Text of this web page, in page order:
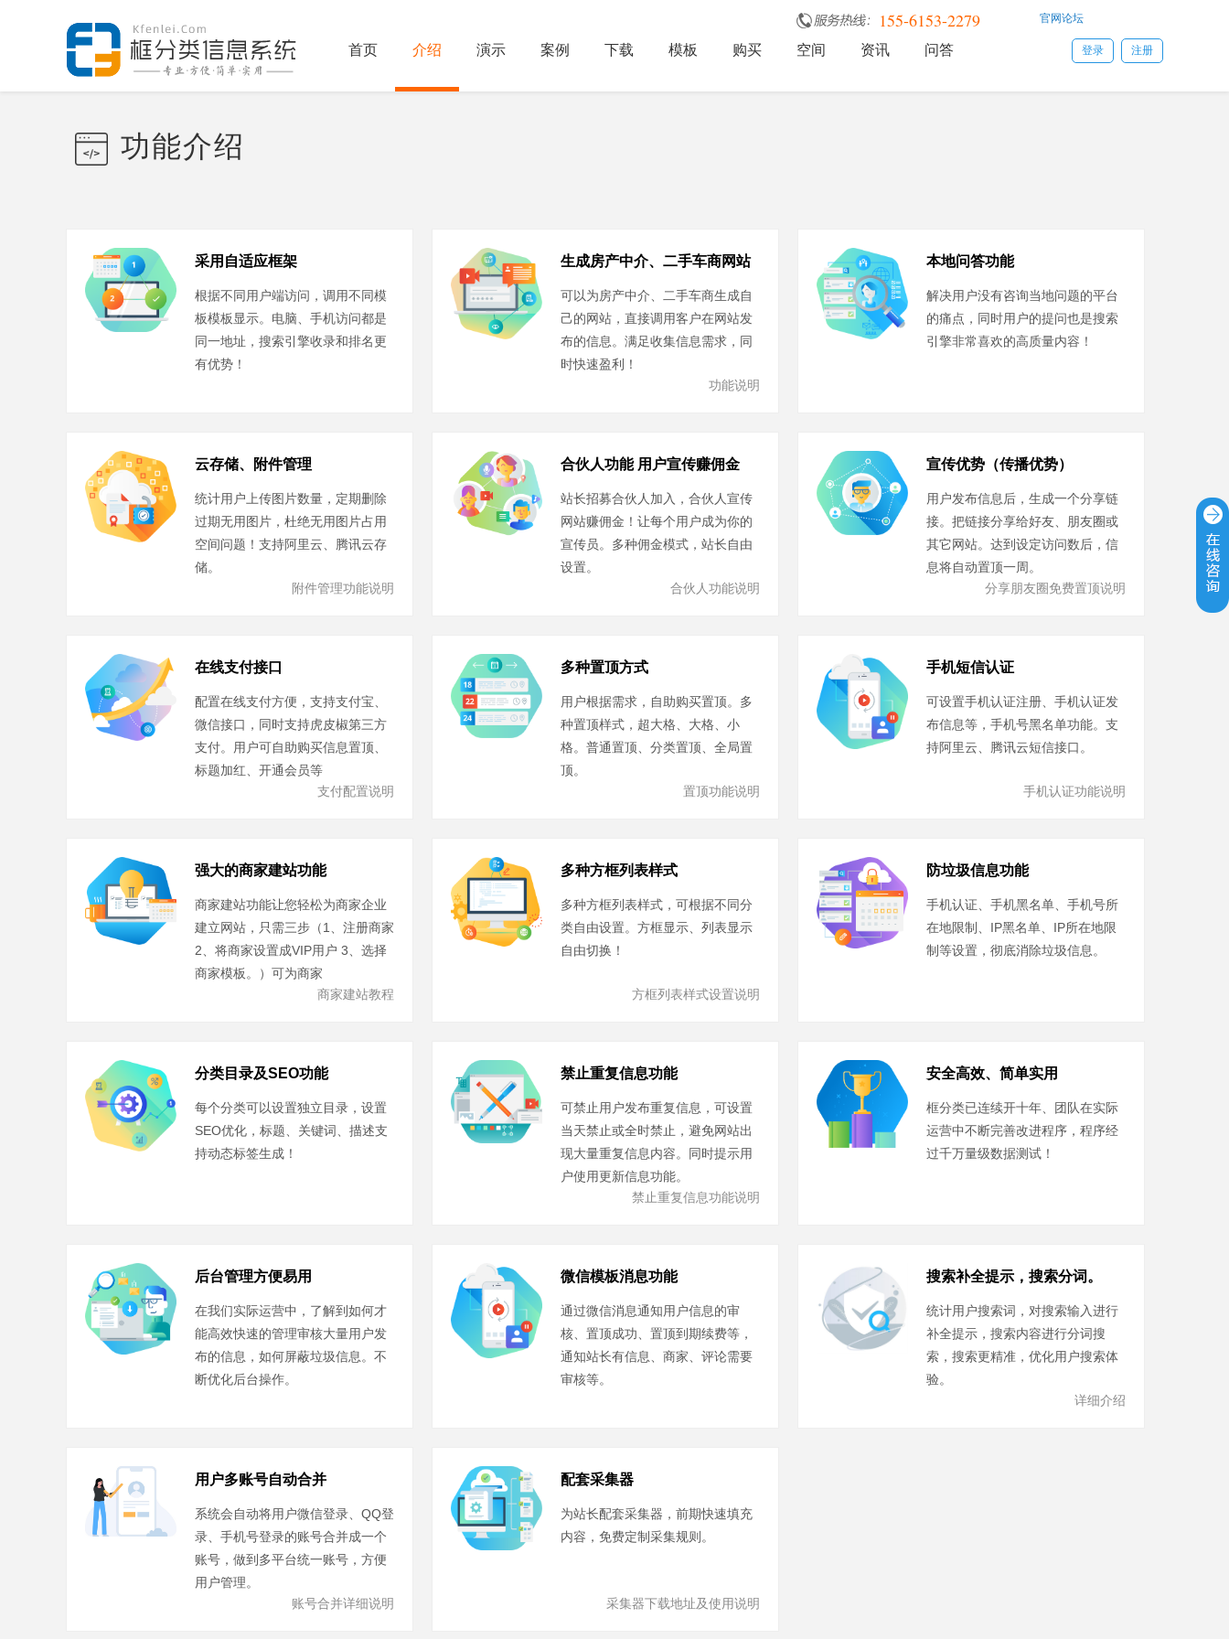
首页 介绍 演示 案例 下载 模板 购买 空间 资讯 问答 登录 注册
155-6153-2279 官网论坛
功能介绍
采用自适应框架
根据不同用户端访问，调用不同模
板模板显示。电脑、手机访问都是
同一地址，搜索引擎收录和排名更
有优势！
生成房产中介、二手车商网站
可以为房产中介、二手车商生成自
己的网站，直接调用客户在网站发
布的信息。满足收集信息需求，同
时快速盈利！
功能说明
本地问答功能
解决用户没有咨询当地问题的平台
的痛点，同时用户的提问也是搜索
引擎非常喜欢的高质量内容！
云存储、附件管理
统计用户上传图片数量，定期删除
过期无用图片，杜绝无用图片占用
空间问题！支持阿里云、腾讯云存
储。
附件管理功能说明
合伙人功能 用户宣传赚佣金
站长招募合伙人加入，合伙人宣传
网站赚佣金！让每个用户成为你的
宣传员。多种佣金模式，站长自由
设置。
合伙人功能说明
宣传优势（传播优势）
用户发布信息后，生成一个分享链
接。把链接分享给好友、朋友圈或
其它网站。达到设定访问数后，信
息将自动置顶一周。
分享朋友圈免费置顶说明
在线支付接口
配置在线支付方便，支持支付宝、
微信接口，同时支持虎皮椒第三方
支付。用户可自助购买信息置顶、
标题加红、开通会员等
支付配置说明
多种置顶方式
用户根据需求，自助购买置顶。多
种置顶样式，超大格、大格、小
格。普通置顶、分类置顶、全局置
顶。
置顶功能说明
手机短信认证
可设置手机认证注册、手机认证发
布信息等，手机号黑名单功能。支
持阿里云、腾讯云短信接口。
手机认证功能说明
强大的商家建站功能
商家建站功能让您轻松为商家企业
建立网站，只需三步（1、注册商家
2、将商家设置成VIP用户 3、选择
商家模板。）可为商家
商家建站教程
多种方框列表样式
多种方框列表样式，可根据不同分
类自由设置。方框显示、列表显示
自由切换！
方框列表样式设置说明
防垃圾信息功能
手机认证、手机黑名单、手机号所
在地限制、IP黑名单、IP所在地限
制等设置，彻底消除垃圾信息。
分类目录及SEO功能
每个分类可以设置独立目录，设置
SEO优化，标题、关键词、描述支
持动态标签生成！
禁止重复信息功能
可禁止用户发布重复信息，可设置
当天禁止或全时禁止，避免网站出
现大量重复信息内容。同时提示用
户使用更新信息功能。
禁止重复信息功能说明
安全高效、简单实用
框分类已连续开十年、团队在实际
运营中不断完善改进程序，程序经
过千万量级数据测试！
后台管理方便易用
在我们实际运营中，了解到如何才
能高效快速的管理审核大量用户发
布的信息，如何屏蔽垃圾信息。不
断优化后台操作。
微信模板消息功能
通过微信消息通知用户信息的审
核、置顶成功、置顶到期续费等，
通知站长有信息、商家、评论需要
审核等。
搜索补全提示，搜索分词。
统计用户搜索词，对搜索输入进行
补全提示，搜索内容进行分词搜
索，搜索更精准，优化用户搜索体
验。
详细介绍
用户多账号自动合并
系统会自动将用户微信登录、QQ登
录、手机号登录的账号合并成一个
账号，做到多平台统一账号，方便
用户管理。
账号合并详细说明
配套采集器
为站长配套采集器，前期快速填充
内容，免费定制采集规则。
采集器下载地址及使用说明